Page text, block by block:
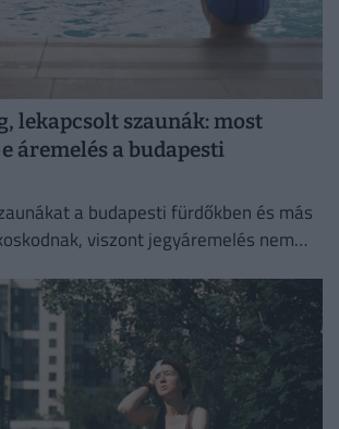
lekapcsolt szaunák: most
áremelés a budapesti
a budapesti fürdőkben és más
viszont jegyáremelés nem